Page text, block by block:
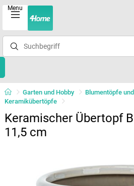
Menu
Garten und Hobby Blumentöpfe
Keramikübertöpfe
Keramischer Übertopf
11,5 cm